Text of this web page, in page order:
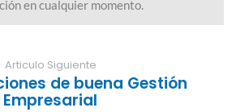
Articulo Siguiente
de buena Gestión
Empresarial